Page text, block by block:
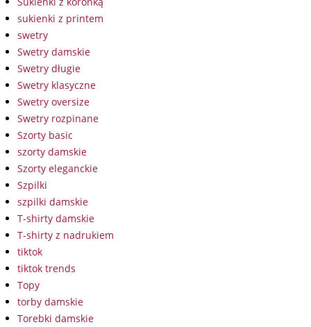
sukienki z printem
swetry
Swetry damskie
Swetry długie
Swetry klasyczne
Swetry oversize
Swetry rozpinane
Szorty basic
szorty damskie
Szorty eleganckie
Szpilki
szpilki damskie
T-shirty damskie
T-shirty z nadrukiem
tiktok
tiktok trends
Topy
torby damskie
Torebki damskie